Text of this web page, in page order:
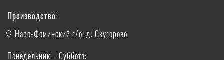
Производство:
Наро-Фоминский г/о, д. Скугорово
Понедельник – Суббота: